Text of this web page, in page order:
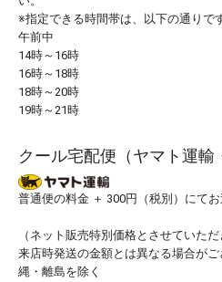
※指定できる時間帯は、以下の通りで
午前中
14時～16時
16時～18時
18時～20時
19時～21時
クール宅配便（ヤマト運輸
普通便の料金 ＋ 300円（税別）にて
（ネット販売特別価格とさせていた
来店時発送の金額とは異なる場合が
縄・離島を除く